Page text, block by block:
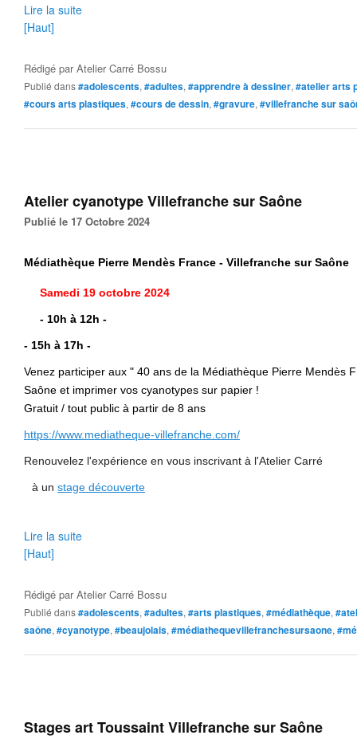
Lire la suite
[Haut]
Rédigé parAtelier Carré Bossu
Publié dans#adolescents, #adultes, #apprendre à dessiner, #atelier arts
#cours arts plastiques, #cours de dessin, #gravure, #villefranche sur
Atelier cyanotype Villefranche sur Saône
Publié le 17 Octobre 2024
Médiathèque Pierre Mendès France - Villefranche sur Saône
Samedi 19 octobre 2024
- 10h à 12h -
- 15h à 17h -
Venez participer aux " 40 ans de la Médiathèque Pierre Mendès
Saône et imprimer vos cyanotypes sur papier !
Gratuit / tout public à partir de 8 ans
https://www.mediatheque-villefranche.com/
Renouvelez l'expérience en vous inscrivant à l'Atelier Carré
à un stage découverte
Lire la suite
[Haut]
Rédigé parAtelier Carré Bossu
Publié dans#adolescents, #adultes, #arts plastiques, #médiathèque,
saône, #cyanotype, #beaujolais, #médiathequevillefranchesursaone,
Stages art Toussaint Villefranche sur Saône